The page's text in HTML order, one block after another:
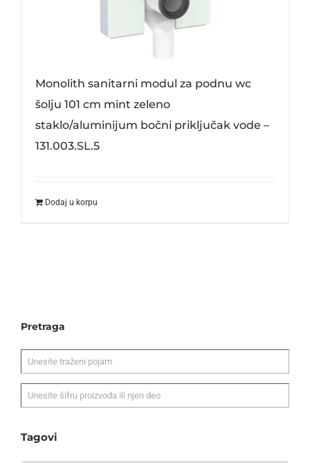
Monolith sanitarni modul za podnu wc
šolju 101 cm mint zeleno
staklo/aluminijum bočni priključak vode –
131.003.SL.5
Dodaj u korpu
Pretraga
Tagovi